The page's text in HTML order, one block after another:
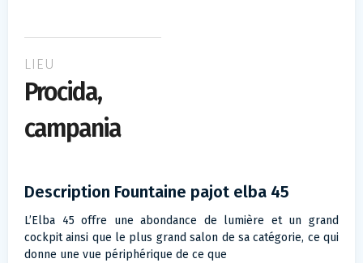
LIEU
Procida,
campania
Description Fountaine pajot elba 45
L’Elba 45 offre une abondance de lumière et un grand
cockpit ainsi que le plus grand salon de sa catégorie, ce qui
donne une vue périphérique de ce que